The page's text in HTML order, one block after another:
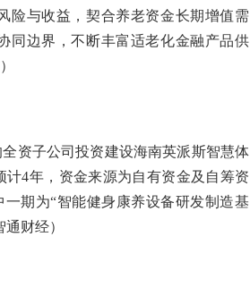
险与收益，契合养老资金长期增值需
同边界，不断丰富适老化金融产品供
资子公司投资建设海南英派斯智慧体
4年，资金来源为自有资金及自筹资
期为“智能健身康养设备研发制造基
财经）